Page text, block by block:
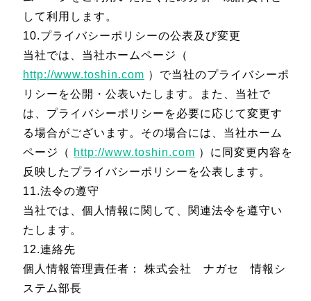
して利用します。
10.プライバシーポリシーの公表及び変更
当社では、当社ホームページ（
http://www.toshin.com ）で当社のプライバシーポ
リシーを公開・公表いたします。また、当社で
は、プライバシーポリシーを必要に応じて変更す
る場合がございます。その場合には、当社ホーム
ページ（ http://www.toshin.com ）に同変更内容を
反映したプライバシーポリシーを公表します。
11.法令の遵守
当社では、個人情報に関して、関連法令を遵守い
たします。
12.連絡先
個人情報管理責任者： 株式会社 ナガセ 情報シ
ステム部長